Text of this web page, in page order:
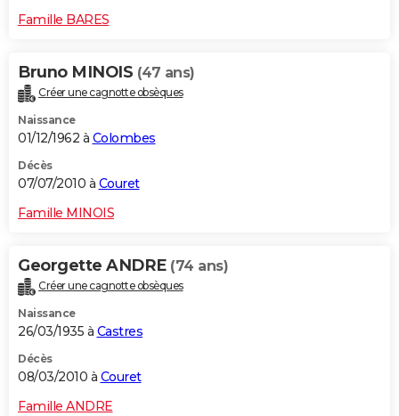
Famille BARES
Bruno MINOIS (47 ans)
Créer une cagnotte obsèques
Naissance
01/12/1962 à Colombes
Décès
07/07/2010 à Couret
Famille MINOIS
Georgette ANDRE (74 ans)
Créer une cagnotte obsèques
Naissance
26/03/1935 à Castres
Décès
08/03/2010 à Couret
Famille ANDRE